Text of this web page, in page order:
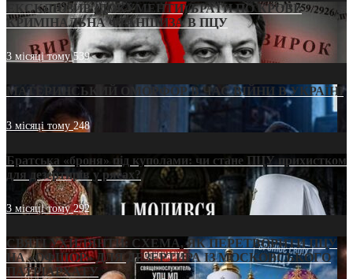
ЕКСКЛЮЗИВ (ДОКУМЕНТИ)/БРАТИ ПО КРОВІ:
КРИМІНАЛЬНА ФРАНШИЗА В ПЦУ
3 місяці тому539
МАТЕРИНСЬКИЙ ОМОРФОР В ЧАС ВІЙНИ В УКРАЇНІ
3 місяці тому248
Братська «броня» під куполами: чи стане ПЦУ прихистком
для дезертирів у рясах?
3 місяці тому292
СВЯТІ УХИЛЯНТИ: СХЕМА, ЯК ПЕРЕТВОРИТИ ПЦУ
НА «ОФШОР» ДЛЯ ДЕЗЕРТИРА ІЗ МОСКОВСЬКОГО
ПАТРІАРХАТУ